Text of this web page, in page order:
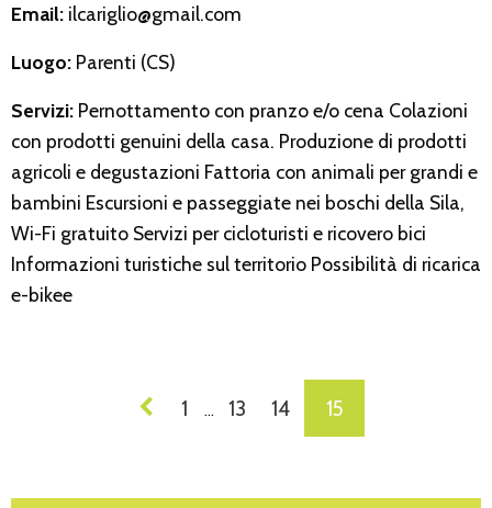
Email: ilcariglio@gmail.com
Luogo: Parenti (CS)
Servizi: Pernottamento con pranzo e/o cena Colazioni
con prodotti genuini della casa. Produzione di prodotti
agricoli e degustazioni Fattoria con animali per grandi e
bambini Escursioni e passeggiate nei boschi della Sila,
Wi-Fi gratuito Servizi per cicloturisti e ricovero bici
Informazioni turistiche sul territorio Possibilità di ricarica
e-bikee
NAVIGAZIONE
1 … 13 14 15